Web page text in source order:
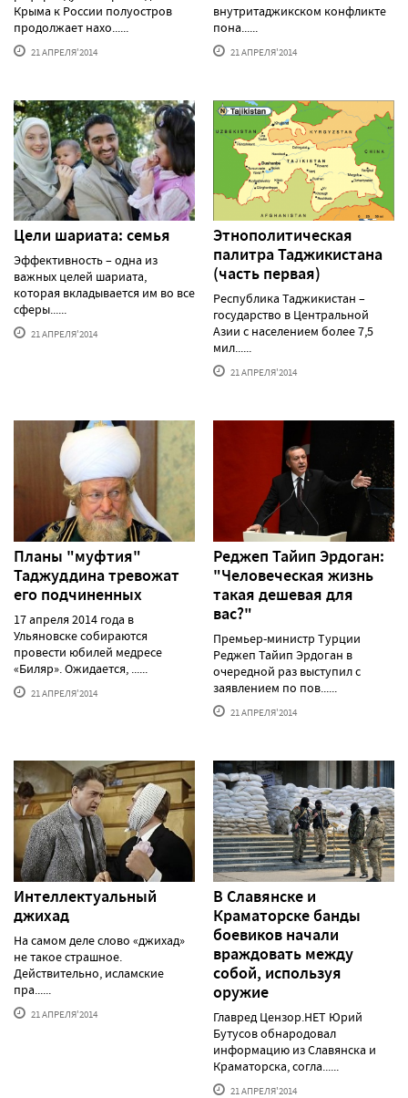
Крыма к России полуостров
продолжает нахо......
21 АПРЕЛЯ'2014
внутритаджикском конфликте
пона......
21 АПРЕЛЯ'2014
Цели шариата: семья
Эффективность – одна из
важных целей шариата,
которая вкладывается им во все
сферы......
21 АПРЕЛЯ'2014
Этнополитическая
палитра Таджикистана
(часть первая)
Республика Таджикистан –
государство в Центральной
Азии с населением более 7,5
мил......
21 АПРЕЛЯ'2014
Планы "муфтия"
Таджуддина тревожат
его подчиненных
17 апреля 2014 года в
Ульяновске собираются
провести юбилей медресе
«Биляр». Ожидается, ......
21 АПРЕЛЯ'2014
Реджеп Тайип Эрдоган:
"Человеческая жизнь
такая дешевая для
вас?"
Премьер-министр Турции
Реджеп Тайип Эрдоган в
очередной раз выступил с
заявлением по пов......
21 АПРЕЛЯ'2014
Интеллектуальный
джихад
На самом деле слово «джихад»
не такое страшное.
Действительно, исламские
пра......
21 АПРЕЛЯ'2014
В Славянске и
Краматорске банды
боевиков начали
враждовать между
собой, используя
оружие
Главред Цензор.НЕТ Юрий
Бутусов обнародовал
информацию из Славянска и
Краматорска, согла......
21 АПРЕЛЯ'2014